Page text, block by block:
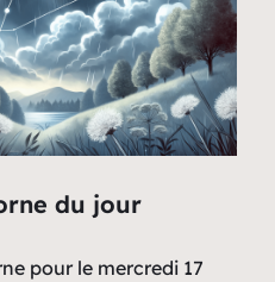
du jour
pour le mercredi 17